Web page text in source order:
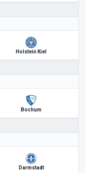
Holstein Kiel
Bochum
Darmstadt